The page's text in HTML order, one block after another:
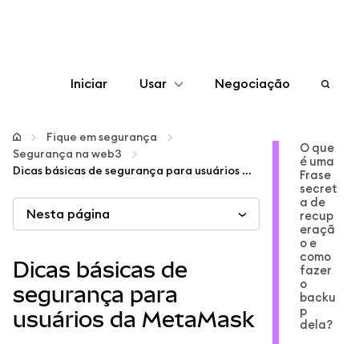
Iniciar Usar
Configurar
Gerenciar criptomoedas
Mais web3
Fique em segurança
Negociação
Fique em segurança
Segurança na web3
Dicas básicas de segurança para usuários da MetaMask
Nesta página
Dicas básicas de
segurança para
usuários da MetaMask
O que
é uma
Frase
secret
a de
recup
eraçã
o e
como
fazer
o
backu
p
dela?